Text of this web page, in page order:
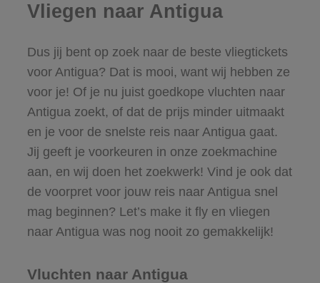
Vliegen naar Antigua
Dus jij bent op zoek naar de beste vliegtickets
voor Antigua? Dat is mooi, want wij hebben ze
voor je! Of je nu juist goedkope vluchten naar
Antigua zoekt, of dat de prijs minder uitmaakt
en je voor de snelste reis naar Antigua gaat.
Jij geeft je voorkeuren in onze zoekmachine
aan, en wij doen het zoekwerk! Vind je ook dat
de voorpret voor jouw reis naar Antigua snel
mag beginnen? Let’s make it fly en vliegen
naar Antigua was nog nooit zo gemakkelijk!
Vluchten naar Antigua